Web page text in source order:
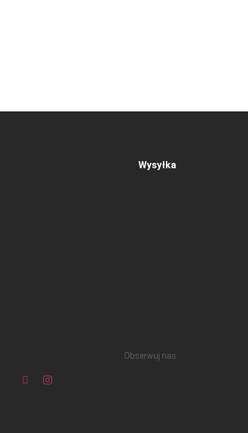
Wysyłka
Obserwuj nas